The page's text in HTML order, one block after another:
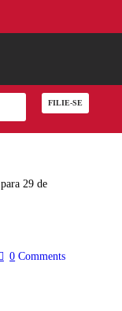
FILIE-SE
29 de
0 Comments